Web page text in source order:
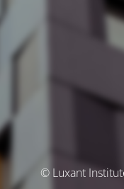
© Luxant